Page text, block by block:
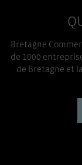
Bretagne
de 1000
de Bretagne et